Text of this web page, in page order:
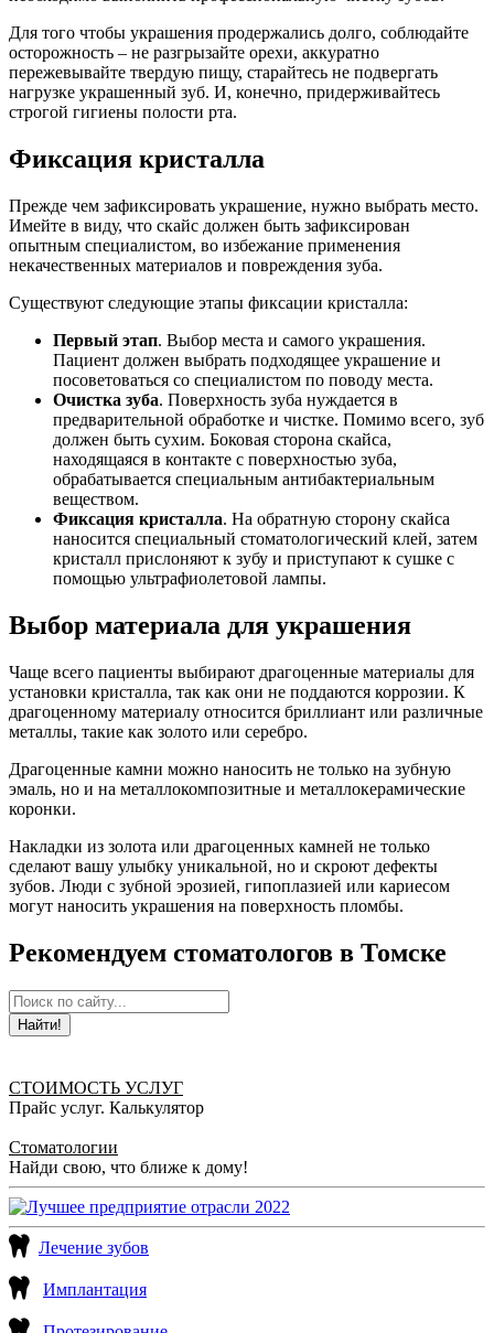
Для того чтобы украшения продержались долго, соблюдайте
осторожность – не разгрызайте орехи, аккуратно
пережевывайте твердую пищу, старайтесь не подвергать
нагрузке украшенный зуб. И, конечно, придерживайтесь
строгой гигиены полости рта.
Фиксация кристалла
Прежде чем зафиксировать украшение, нужно выбрать место.
Имейте в виду, что скайс должен быть зафиксирован
опытным специалистом, во избежание применения
некачественных материалов и повреждения зуба.
Существуют следующие этапы фиксации кристалла:
Первый этап. Выбор места и самого украшения.
Пациент должен выбрать подходящее украшение и
посоветоваться со специалистом по поводу места.
Очистка зуба. Поверхность зуба нуждается в
предварительной обработке и чистке. Помимо всего, зуб
должен быть сухим. Боковая сторона скайса,
находящаяся в контакте с поверхностью зуба,
обрабатывается специальным антибактериальным
веществом.
Фиксация кристалла. На обратную сторону скайса
наносится специальный стоматологический клей, затем
кристалл прислоняют к зубу и приступают к сушке с
помощью ультрафиолетовой лампы.
Выбор материала для украшения
Чаще всего пациенты выбирают драгоценные материалы для
установки кристалла, так как они не поддаются коррозии. К
драгоценному материалу относится бриллиант или различные
металлы, такие как золото или серебро.
Драгоценные камни можно наносить не только на зубную
эмаль, но и на металлокомпозитные и металлокерамические
коронки.
Накладки из золота или драгоценных камней не только
сделают вашу улыбку уникальной, но и скроют дефекты
зубов. Люди с зубной эрозией, гипоплазией или кариесом
могут наносить украшения на поверхность пломбы.
Рекомендуем стоматологов в Томске
Найти!
СТОИМОСТЬ УСЛУГ
Прайс услуг. Калькулятор
Стоматологии
Найди свою, что ближе к дому!
Лечение зубов
Имплантация